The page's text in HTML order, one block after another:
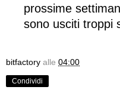
prossime
sono usciti troppi
bitfactory alle 04:00
Condividi